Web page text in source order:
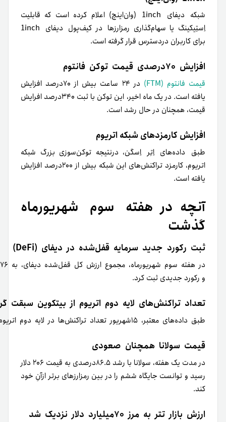
شبکه دیفای 1inch (وان‌اینچ) اعلام کرده است که قابلیت
اِستِیکینگ یا سهام‌گذاری رمزارزها در کیف‌پول دیفای 1inch
برای‌ کاربران در‌دسترس قرار گرفته است.
افزایش ۷۰درصدی قیمت توکن فانتوم
قیمت فانتوم (FTM)
در ۲۴ ساعت بیش از ۷۰درصد افزایش
یافته است. در یک ماه اخیر، این توکن با ثبت ۳۴۰درصد افرایش
قیمت، همچنان در حال رشد است.
افزایش کارمزدهای شبکه اتریوم
طبق داده‌های اِتِر اِسکَن، در‌نتیجه توکن‌سوزی‌ بزرگ شبکه
اتریوم، کارمزد تراکنش‌های این شبکه بیش از ۲۰۰درصد افزایش
یافته است.
آنچه در هفته سوم شهریور‌ماه
گذشت
ثبت رکورد جدید سرمایه قفل‌شده در دیفای (DeFi)
در هفته سوم شهریورماه، مجموع ارزش کل قفل‌شده دیفای، به ۱۷۶میلیارد دلار در تمامی بلاکچین‌ها رسید
و رکورد جدیدی ثبت کرد.
تعداد تراکنش‌های لایه دوم اتریوم از بیتکوین سبقت
طبق داده‌های معتبر، ۱۵شهریور تعداد تراکنش‌ها در لایه دوم اتریوم، از تعداد تراکنش‌های بیتکوین بیشتر شدند
قیمت سولانا همچنان صعودی
در مدت یک هفته، سولانا با رشد ۸۶.۵درصدی به قیمت ۲۰۶ دلار
رسید و توانست جایگاه ششم را در بین رمزارزهای برتر ازآن‌ِ خود
کند.
ارزش بازار تتر به مرز ۷۰میلیارد دلار نزدیک شد